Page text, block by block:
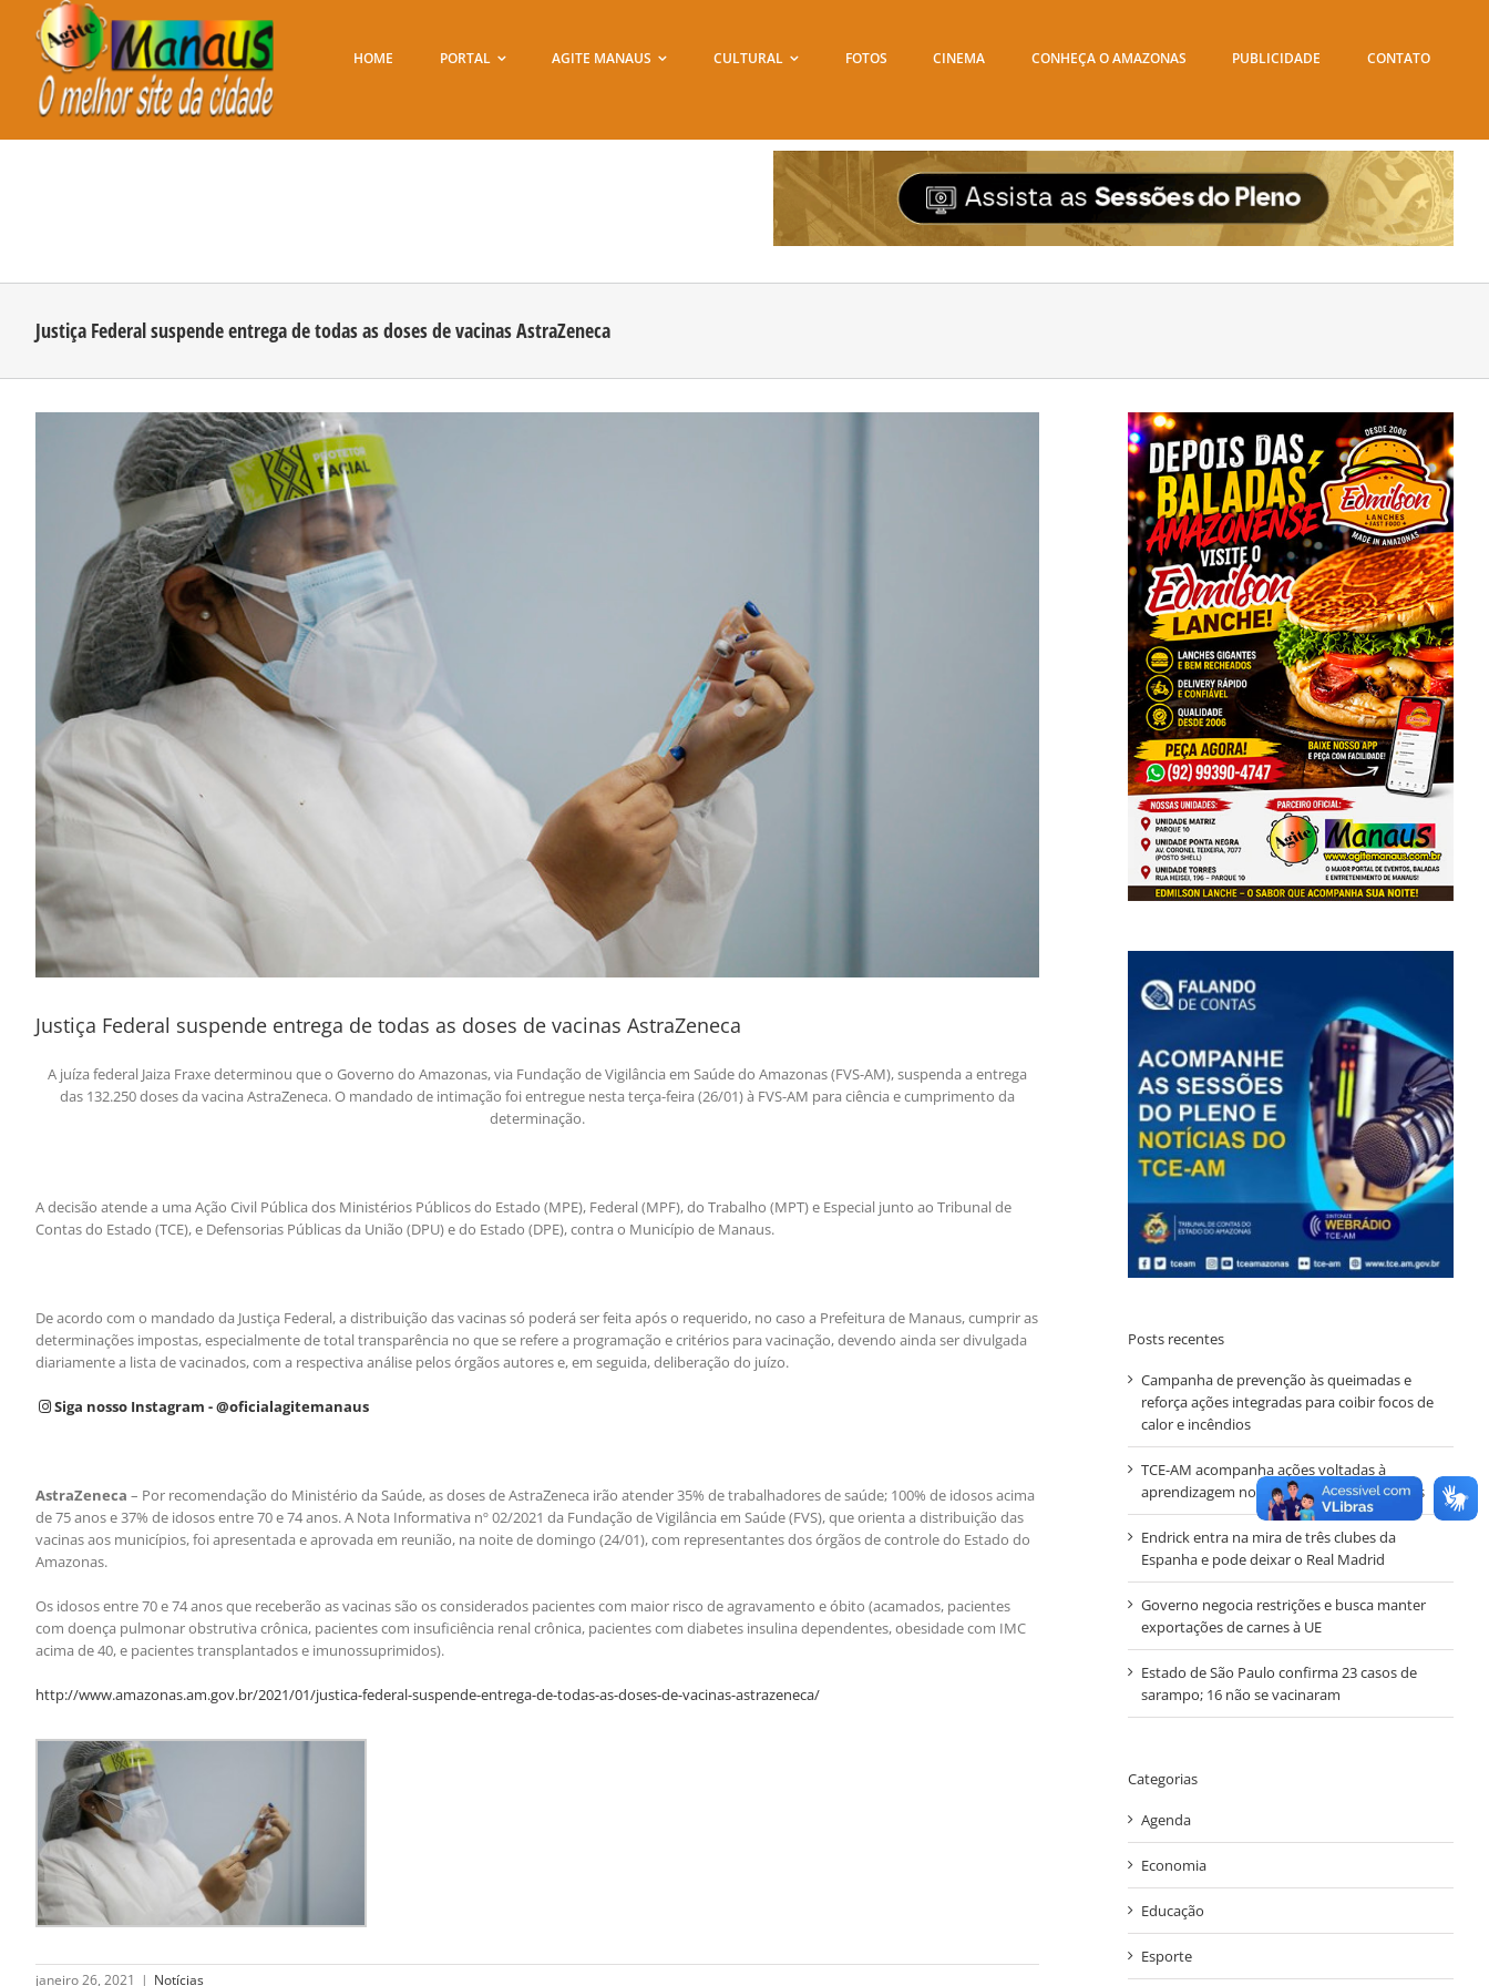
conteúdo
HOME PORTAL AGITE MANAUS CULTURAL FOTOS CINEMA CONHEÇA O AMAZONAS PUBLICIDADE CONTATO
Justiça Federal suspende entrega de todas as doses de vacinas AstraZeneca
Justiça Federal suspende entrega de todas as doses de vacinas AstraZeneca
A juíza federal Jaiza Fraxe determinou que o Governo do Amazonas, via Fundação de Vigilância em Saúde do Amazonas (FVS-AM), suspenda a entrega
das 132.250 doses da vacina AstraZeneca. O mandado de intimação foi entregue nesta terça-feira (26/01) à FVS-AM para ciência e cumprimento da
determinação.
A decisão atende a uma Ação Civil Pública dos Ministérios Públicos do Estado (MPE), Federal (MPF), do Trabalho (MPT) e Especial junto ao Tribunal de
Contas do Estado (TCE), e Defensorias Públicas da União (DPU) e do Estado (DPE), contra o Município de Manaus.
De acordo com o mandado da Justiça Federal, a distribuição das vacinas só poderá ser feita após o requerido, no caso a Prefeitura de Manaus, cumprir as
determinações impostas, especialmente de total transparência no que se refere a programação e critérios para vacinação, devendo ainda ser divulgada
diariamente a lista de vacinados, com a respectiva análise pelos órgãos autores e, em seguida, deliberação do juízo.
Siga nosso Instagram - @oficialagitemanaus
AstraZeneca – Por recomendação do Ministério da Saúde, as doses de AstraZeneca irão atender 35% de trabalhadores de saúde; 100% de idosos acima
de 75 anos e 37% de idosos entre 70 e 74 anos. A Nota Informativa nº 02/2021 da Fundação de Vigilância em Saúde (FVS), que orienta a distribuição das
vacinas aos municípios, foi apresentada e aprovada em reunião, na noite de domingo (24/01), com representantes dos órgãos de controle do Estado do
Amazonas.
Os idosos entre 70 e 74 anos que receberão as vacinas são os considerados pacientes com maior risco de agravamento e óbito (acamados, pacientes
com doença pulmonar obstrutiva crônica, pacientes com insuficiência renal crônica, pacientes com diabetes insulina dependentes, obesidade com IMC
acima de 40, e pacientes transplantados e imunossuprimidos).
http://www.amazonas.am.gov.br/2021/01/justica-federal-suspende-entrega-de-todas-as-doses-de-vacinas-astrazeneca/
janeiro 26, 2021 | Notícias
Posts recentes
Campanha de prevenção às queimadas e
reforça ações integradas para coibir focos de
calor e incêndios
TCE-AM acompanha ações voltadas à
aprendizagem nos anos iniciais em Autazes
Endrick entra na mira de três clubes da
Espanha e pode deixar o Real Madrid
Governo negocia restrições e busca manter
exportações de carnes à UE
Estado de São Paulo confirma 23 casos de
sarampo; 16 não se vacinaram
Categorias
Agenda
Economia
Educação
Esporte